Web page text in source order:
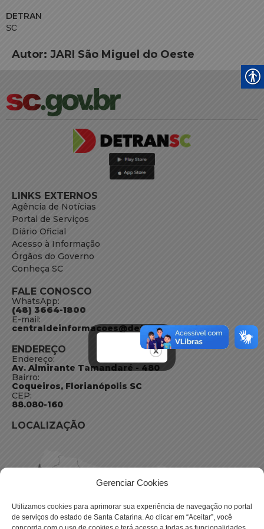
Gerenciar Cookies
Utilizamos cookies para aprimorar sua experiência de navegação no portal
de serviços do estado de Santa Catarina. Ao clicar em “Aceitar”, você
DETRAN
SC
Autor: JARI São Miguel do Oeste
LINKS EXTERNOS
Agência de Notícias
Portal de Serviços
Diário Oficial
Acesso à Informação
Órgãos do Governo
Conheça SC
FALE CONOSCO
WhatsApp:
(48) 3664-1800
E-mail:
centraldeinformacoes@detran.sc.gov.br
ENDEREÇO
Endereço:
Av. Almirante Tamandaré - 480
Bairro:
Coqueiros, Florianópolis SC
CEP:
88.080-160
LOCALIZAÇÃO